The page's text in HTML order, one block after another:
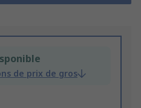
de prix de gros